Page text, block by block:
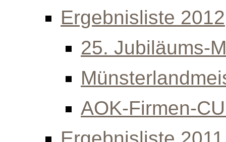
Ergebnisliste 2012
25. Jubiläums-
AOK-Firmen-